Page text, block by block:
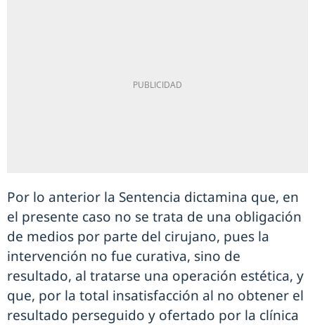
Por lo anterior la Sentencia dictamina que, en
el presente caso no se trata de una obligación
de medios por parte del cirujano, pues la
intervención no fue curativa, sino de
resultado, al tratarse una operación estética, y
que, por la total insatisfacción al no obtener el
resultado perseguido y ofertado por la clínica